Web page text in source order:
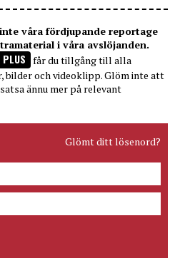
våra fördjupande reportage
i våra avslöjanden.
PLUS får du tillgång till alla
bilder och videoklipp. Glöm inte att
ännu mer på relevant
Glömt ditt lösenord?